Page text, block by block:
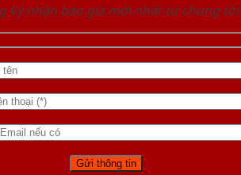
ký nhận báo giá mới nhất từ chúng tôi